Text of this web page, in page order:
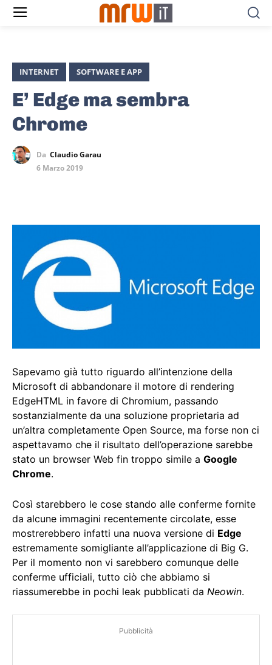
INTERNET SOFTWARE E APP
E’ Edge ma sembra
Chrome
Da Claudio Garau
6 Marzo 2019
Sapevamo già tutto riguardo all’intenzione della
Microsoft di abbandonare il motore di rendering
EdgeHTML in favore di Chromium, passando
sostanzialmente da una soluzione proprietaria ad
un’altra completamente Open Source, ma forse non ci
aspettavamo che il risultato dell’operazione sarebbe
stato un browser Web fin troppo simile a Google
Chrome.
Così starebbero le cose stando alle conferme fornite
da alcune immagini recentemente circolate, esse
mostrerebbero infatti una nuova versione di Edge
estremamente somigliante all’applicazione di Big G.
Per il momento non vi sarebbero comunque delle
conferme ufficiali, tutto ciò che abbiamo si
riassumerebbe in pochi leak pubblicati da Neowin.
Pubblicità